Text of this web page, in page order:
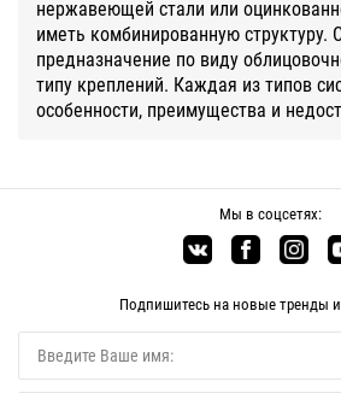
нержавеющей стали или
иметь комбинированную
предназначение по виду
типу креплений. Каждая из типов
особенности, преимущества и
Мы в соцсетях:
Подпишитесь на новые тренды